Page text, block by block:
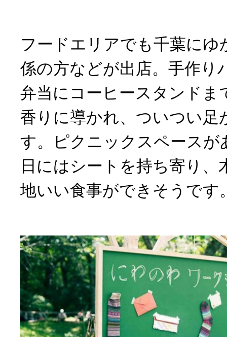
フードエリアでも千葉にゆ
係の方などが出店。手作り
弁当にコーヒースタンドま
香りに導かれ、ついつい足
す。ピクニックスペースが
日にはシートを持ち寄り、
地いい食事ができそうです